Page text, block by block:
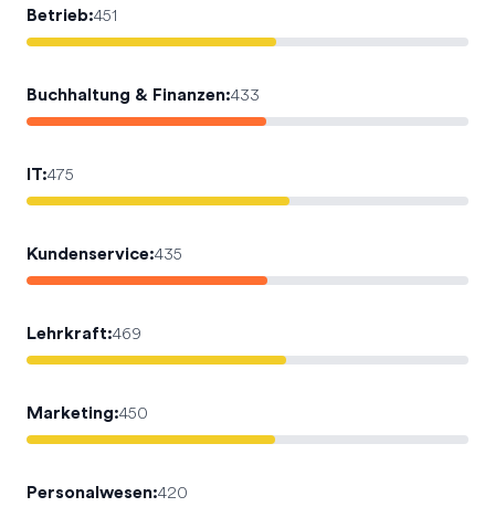
Betrieb:451
Buchhaltung & Finanzen:433
IT:475
Kundenservice:435
Lehrkraft:469
Marketing:450
Personalwesen:420